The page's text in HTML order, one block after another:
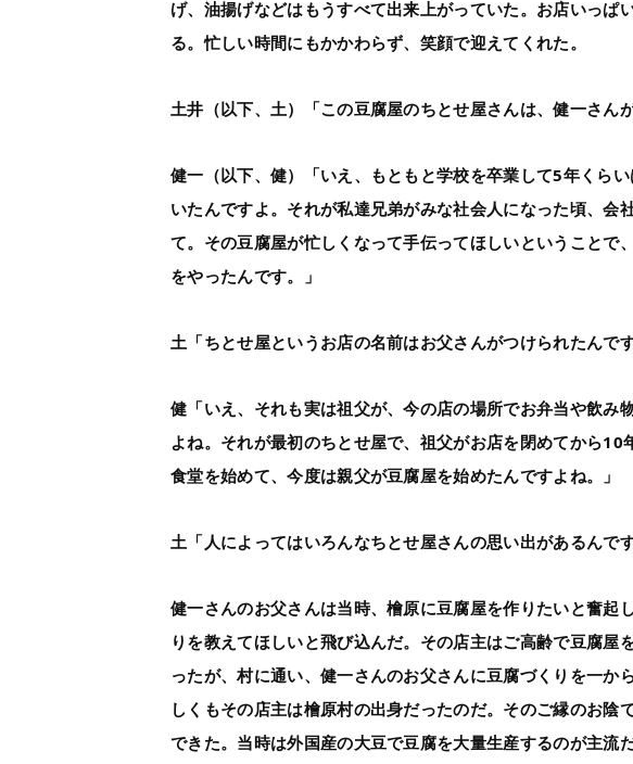
げ、油揚げなどはもうすべて出来上がっていた。お店いっぱ
る。忙しい時間にもかかわらず、笑顔で迎えてくれた。
土井（以下、土）「この豆腐屋のちとせ屋さんは、健一さん
健一（以下、健）「いえ、もともと学校を卒業して5年くら
いたんですよ。それが私達兄弟がみな社会人になった頃、会
て。その豆腐屋が忙しくなって手伝ってほしいということで
をやったんです。」
土「ちとせ屋というお店の名前はお父さんがつけられたんです
健「いえ、それも実は祖父が、今の店の場所でお弁当や飲み
よね。それが最初のちとせ屋で、祖父がお店を閉めてから10
食堂を始めて、今度は親父が豆腐屋を始めたんですよね。」
土「人によってはいろんなちとせ屋さんの思い出があるんです
健一さんのお父さんは当時、檜原に豆腐屋を作りたいと奮起
りを教えてほしいと飛び込んだ。その店主はご高齢で豆腐屋
ったが、村に通い、健一さんのお父さんに豆腐づくりを一か
しくもその店主は檜原村の出身だったのだ。そのご縁のお陰
できた。当時は外国産の大豆で豆腐を大量生産するのが主流